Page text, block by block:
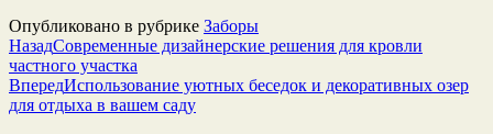
Опубликовано в рубрике Заборы
НазадСовременные дизайнерские решения для кровли
частного участка
ВпередИспользование уютных беседок и декоративных озер
для отдыха в вашем саду